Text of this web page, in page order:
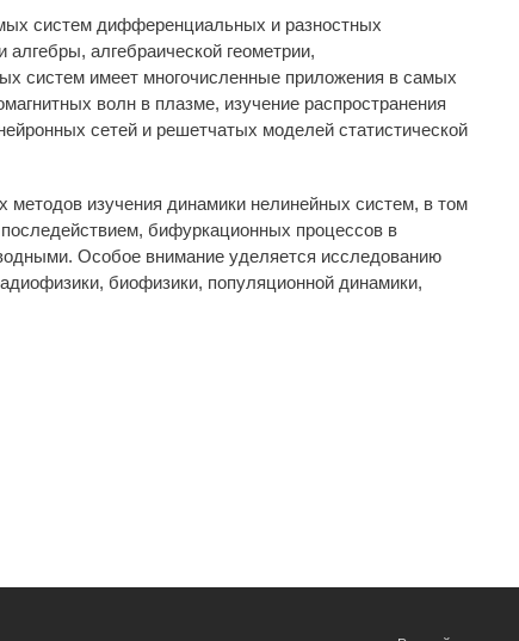
систем дифференциальных и разностных
алгебраической геометрии,
систем имеет многочисленные приложения в самых
волн в плазме, изучение распространения
сетей и решетчатых моделей статистической
изучения динамики нелинейных систем, в том
бифуркационных процессов в
Особое внимание уделяется исследованию
биофизики, популяционной динамики,